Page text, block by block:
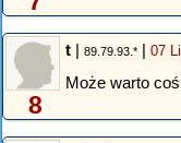
8
t | 89.79.93.* | 07
Może warto